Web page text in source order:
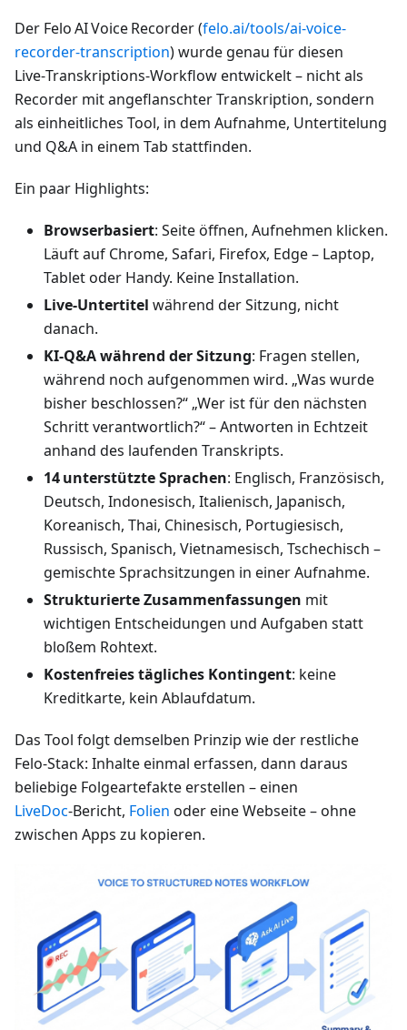
Der Felo AI Voice Recorder (felo.ai/tools/ai-voice-
recorder-transcription) wurde genau für diesen
Live‑Transkriptions‑Workflow entwickelt – nicht als
Recorder mit angeflanschter Transkription, sondern
als einheitliches Tool, in dem Aufnahme, Untertitelung
und Q&A in einem Tab stattfinden.
Ein paar Highlights:
Browserbasiert: Seite öffnen, Aufnehmen klicken.
Läuft auf Chrome, Safari, Firefox, Edge – Laptop,
Tablet oder Handy. Keine Installation.
Live‑Untertitel während der Sitzung, nicht
danach.
KI‑Q&A während der Sitzung: Fragen stellen,
während noch aufgenommen wird. „Was wurde
bisher beschlossen?“ „Wer ist für den nächsten
Schritt verantwortlich?“ – Antworten in Echtzeit
anhand des laufenden Transkripts.
14 unterstützte Sprachen: Englisch, Französisch,
Deutsch, Indonesisch, Italienisch, Japanisch,
Koreanisch, Thai, Chinesisch, Portugiesisch,
Russisch, Spanisch, Vietnamesisch, Tschechisch –
gemischte Sprachsitzungen in einer Aufnahme.
Strukturierte Zusammenfassungen mit
wichtigen Entscheidungen und Aufgaben statt
bloßem Rohtext.
Kostenfreies tägliches Kontingent: keine
Kreditkarte, kein Ablaufdatum.
Das Tool folgt demselben Prinzip wie der restliche
Felo‑Stack: Inhalte einmal erfassen, dann daraus
beliebige Folgeartefakte erstellen – einen
LiveDoc‑Bericht, Folien oder eine Webseite – ohne
zwischen Apps zu kopieren.